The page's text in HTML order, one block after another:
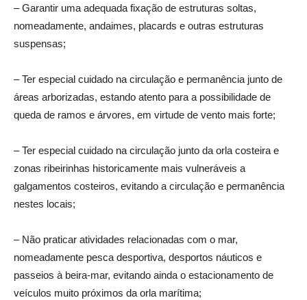
– Garantir uma adequada fixação de estruturas soltas,
nomeadamente, andaimes, placards e outras estruturas
suspensas;
– Ter especial cuidado na circulação e permanência junto de
áreas arborizadas, estando atento para a possibilidade de
queda de ramos e árvores, em virtude de vento mais forte;
– Ter especial cuidado na circulação junto da orla costeira e
zonas ribeirinhas historicamente mais vulneráveis a
galgamentos costeiros, evitando a circulação e permanência
nestes locais;
– Não praticar atividades relacionadas com o mar,
nomeadamente pesca desportiva, desportos náuticos e
passeios à beira-mar, evitando ainda o estacionamento de
veículos muito próximos da orla marítima;